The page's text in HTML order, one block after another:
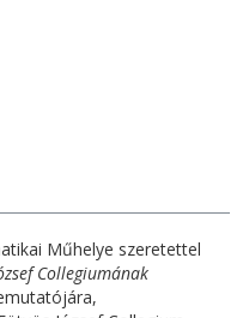
Műhelye szeretettel
Collegiumának